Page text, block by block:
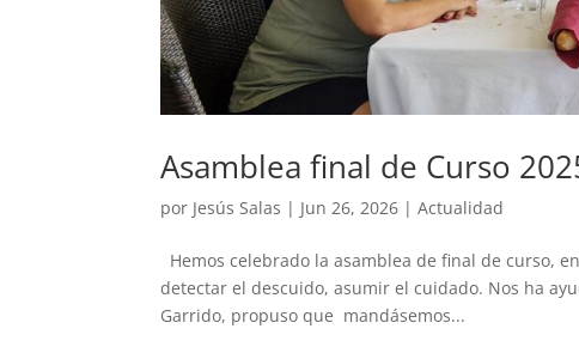
Asamblea final de Curso
por Jesús Salas | Jun 26, 2026 |Actualidad
Hemos celebrado la asamblea de final de curso,
detectar el descuido, asumir el cuidado. Nos ha
Garrido, propuso que mandásemos...